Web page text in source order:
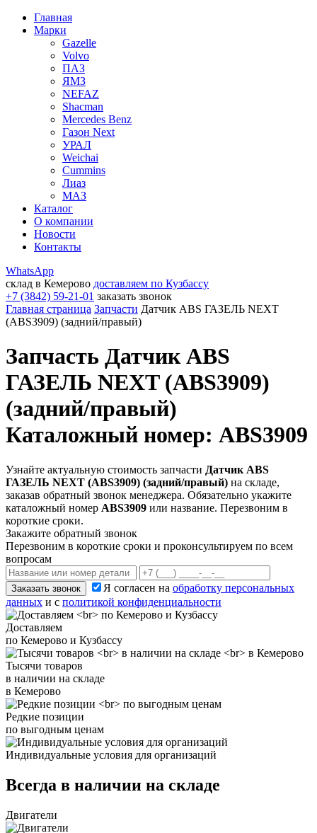
Главная
Марки
Gazelle
Volvo
ПАЗ
ЯМЗ
NEFAZ
Shacman
Mercedes Benz
Газон Next
УРАЛ
Weichai
Cummins
Лиаз
МАЗ
Каталог
О компании
Новости
Контакты
WhatsApp
склад в Кемерово доставляем по Кузбассу
+7 (3842) 59-21-01 заказать звонок
Главная страница Запчасти Датчик ABS ГАЗЕЛЬ NEXT
(ABS3909) (задний/правый)
Запчасть Датчик ABS
ГАЗЕЛЬ NEXT (ABS3909)
(задний/правый)
Каталожный номер: ABS3909
Узнайте актуальную стоимость запчасти Датчик ABS
ГАЗЕЛЬ NEXT (ABS3909) (задний/правый) на складе,
заказав обратный звонок менеджера. Обязательно укажите
каталожный номер ABS3909 или название. Перезвоним в
короткие сроки.
Закажите обратный звонок
Перезвоним в короткие сроки и проконсультируем по всем
вопросам
Заказать звонок Я согласен на обработку персональных
данных и с политикой конфиденциальности
Доставляем
по Кемерово и Кузбассу
Тысячи товаров
в наличии на складе
в Кемерово
Редкие позиции
по выгодным ценам
Индивидуальные условия для организаций
Всегда в наличии на складе
Двигатели